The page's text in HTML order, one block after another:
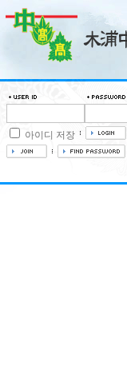
아이디 저장